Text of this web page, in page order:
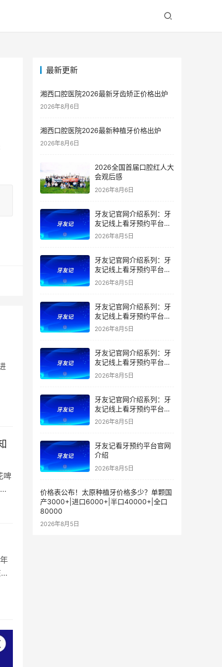
啤
最新更新
湘西口腔医院2026最新牙齿矫正价格出炉
2026年8月6日
湘西口腔医院2026最新种植牙价格出炉
2026年8月6日
2026全国首届口腔红人大
会观后感
2026年8月6日
牙友记官网介绍系列：牙
友记线上看牙预约平台是
干什么的？靠谱吗？
2026年8月5日
牙友记官网介绍系列：牙
友记线上看牙预约平台让
看牙不再靠运气
2026年8月5日
牙友记官网介绍系列：牙
友记线上看牙预约平台打
破口腔行业专业壁垒新手
2026年8月5日
牙友记官网介绍系列：牙
友记线上看牙预约平台落
地同城就诊经验打破未知
2026年8月5日
牙友记官网介绍系列：牙
友记线上看牙预约平台的
优势在哪里？
2026年8月5日
牙友记看牙预约平台官网
介绍
2026年8月5日
价格表公布！太原种植牙价格多少？单颗国
产3000+|进口6000+|半口40000+|全口
80000
2026年8月5日